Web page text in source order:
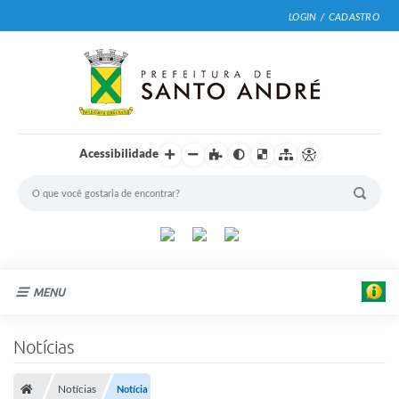
LOGIN / CADASTRO
Acessibilidade
MENU
Notícias
Notícias Notícia